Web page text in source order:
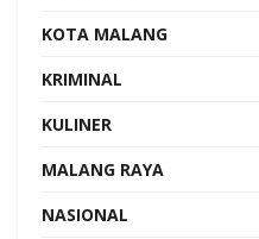
KOTA MALANG
KRIMINAL
KULINER
MALANG RAYA
NASIONAL